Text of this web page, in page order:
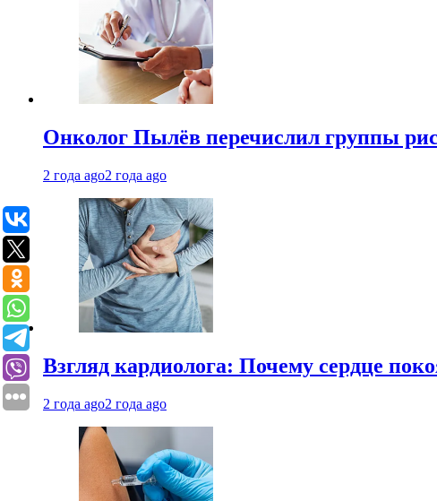
Онколог Пылёв перечислил группы
2 года ago2 года ago
Взгляд кардиолога: Почему сердце
2 года ago2 года ago